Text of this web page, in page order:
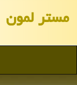
مستر لمون